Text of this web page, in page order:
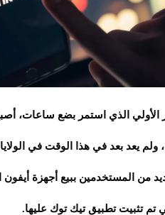
الأولي الذي استمر بضع ساعات،
يعد بعد في هذا الوقت في
من المستخدمين ببيع أجهزة
تم تثبيت تطبيق تيك توك عليها.